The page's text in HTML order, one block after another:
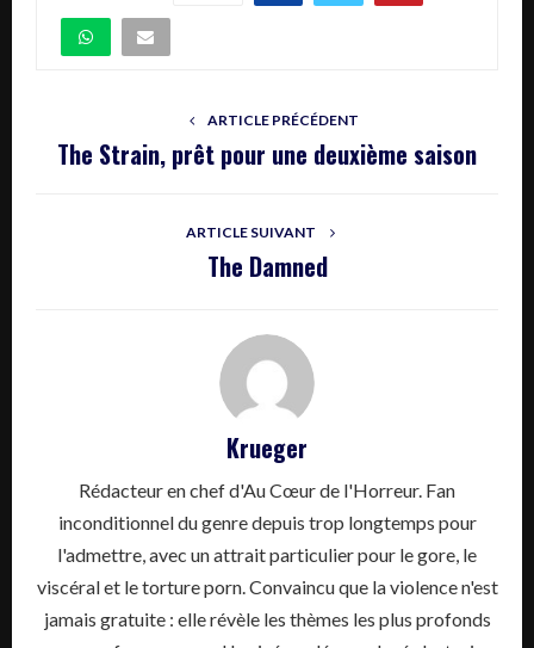
ARTICLE PRÉCÉDENT
The Strain, prêt pour une deuxième saison
ARTICLE SUIVANT
The Damned
Krueger
Rédacteur en chef d'Au Cœur de l'Horreur. Fan
inconditionnel du genre depuis trop longtemps pour
l'admettre, avec un attrait particulier pour le gore, le
viscéral et le torture porn. Convaincu que la violence n'est
jamais gratuite : elle révèle les thèmes les plus profonds